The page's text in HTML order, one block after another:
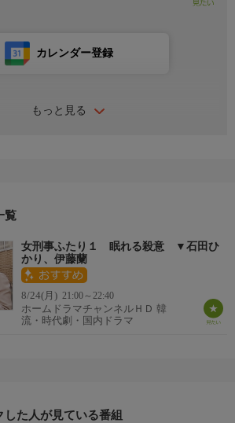
もっと見る
カレンダー登録
子（石田ひかり）が出席した結婚披露宴の
操（伊藤蘭）が駆けつける。貴衣子は連続
、操に根拠を問われる。
一課への異動命令がでる。かつて刑事だっ
をきっかけに自ら交通課に移っていた。貴
覧
女刑事ふたり１ 眠れる殺意 ▼石田ひ
かり、伊藤蘭
8/24(月) 21:00～22:40
ホームドラマチャンネルＨＤ 韓
流・時代劇・国内ドラマ
した人が見ている番組